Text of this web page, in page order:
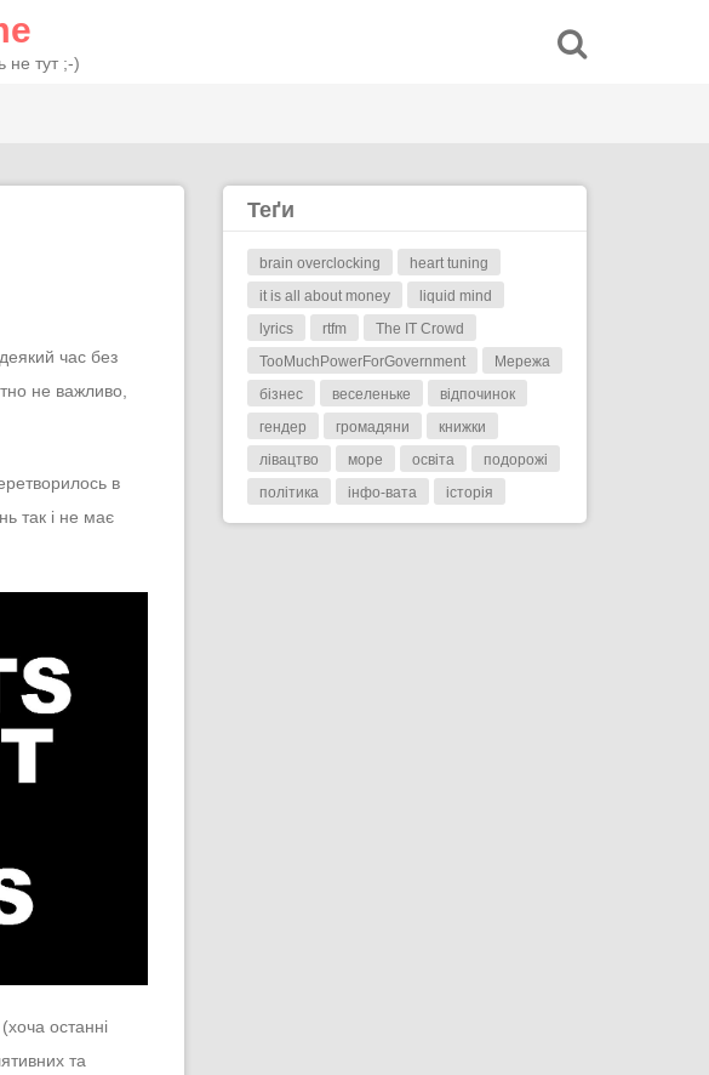
не тут ;-)
час без
не важливо,
в
так і не має
останні
та
Теґи
brain overclocking
heart tuning
it is all about money
liquid mind
lyrics
rtfm
The IT Crowd
TooMuchPowerForGovernment
Мережа
бізнес
веселеньке
відпочинок
гендер
громадяни
книжки
лівацтво
море освіта
подорожі
політика
інфо-вата історія